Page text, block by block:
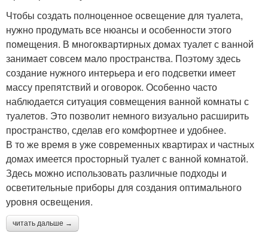
Чтобы создать полноценное освещение для туалета,
нужно продумать все нюансы и особенности этого
помещения. В многоквартирных домах туалет с ванной
занимает совсем мало пространства. Поэтому здесь
создание нужного интерьера и его подсветки имеет
массу препятствий и оговорок. Особенно часто
наблюдается ситуация совмещения ванной комнаты с
туалетов. Это позволит немного визуально расширить
пространство, сделав его комфортнее и удобнее.
В то же время в уже современных квартирах и частных
домах имеется просторный туалет с ванной комнатой.
Здесь можно использовать различные подходы и
осветительные приборы для создания оптимального
уровня освещения.
читать дальше →